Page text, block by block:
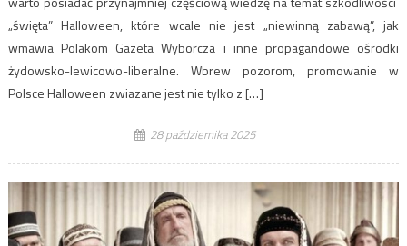
„święta” Halloween, które wcale nie jest „niewinną zabawą”, jak
wmawia Polakom Gazeta Wyborcza i inne propagandowe ośrodki
żydowsko-lewicowo-liberalne. Wbrew pozorom, promowanie w
Polsce Halloween zwiazane jest nie tylko z […]
28 października 2025